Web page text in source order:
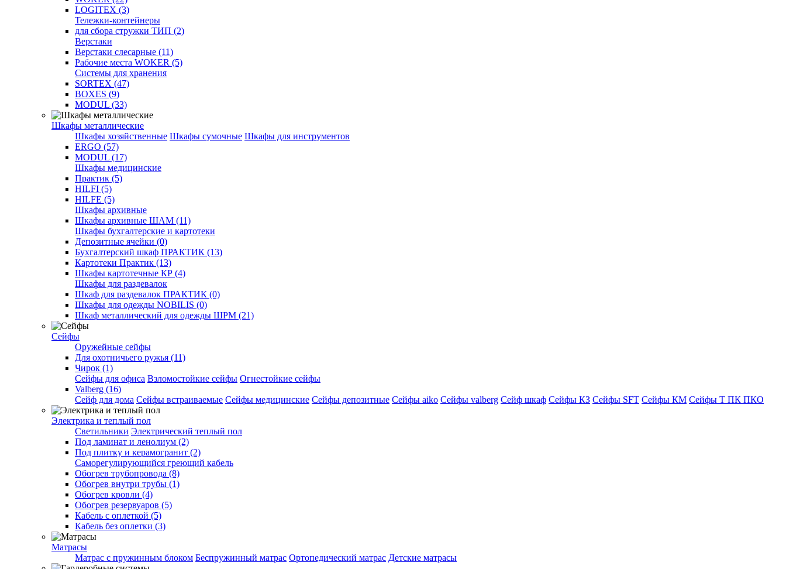
LOGITEX (3)
Тележки-контейнеры
для сбора стружки ТИП (2)
Верстаки
Верстаки слесарные (11)
Рабочие места WOKER (5)
Системы для хранения
SORTEX (47)
BOXES (9)
MODUL (33)
Шкафы металлические
Шкафы хозяйственные Шкафы сумочные Шкафы для инструментов
ERGO (57)
MODUL (17)
Шкафы медицинские
Практик (5)
HILFI (5)
HILFE (5)
Шкафы архивные
Шкафы архивные ШАМ (11)
Шкафы бухгалтерские и картотеки
Депозитные ячейки (0)
Бухгалтерский шкаф ПРАКТИК (13)
Картотеки Практик (13)
Шкафы картотечные КР (4)
Шкафы для раздевалок
Шкаф для раздевалок ПРАКТИК (0)
Шкафы для одежды NOBILIS (0)
Шкаф металлический для одежды ШРМ (21)
Сейфы
Оружейные сейфы
Для охотничьего ружья (11)
Чирок (1)
Сейфы для офиса Взломостойкие сейфы Огнестойкие сейфы
Valberg (16)
Cейф для дома Сейфы встраиваемые Сейфы медицинские Сейфы депозитные Сейфы aiko Сейфы valberg Сейф шкаф Сейфы КЗ Сейфы SFT Сейфы КМ Сейфы Т ПК ПКО
Электрика и теплый пол
Светильники Электрический теплый пол
Под ламинат и ленолиум (2)
Под плитку и керамогранит (2)
Саморегулирующийся греющий кабель
Обогрев трубопровода (8)
Обогрев внутри трубы (1)
Обогрев кровли (4)
Обогрев резервуаров (5)
Кабель с оплеткой (5)
Кабель без оплетки (3)
Матрасы
Матрас с пружинным блоком Беспружинный матрас Ортопедический матрас Детские матрасы